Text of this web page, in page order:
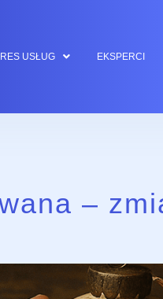
USŁUG EKSPERCI
–